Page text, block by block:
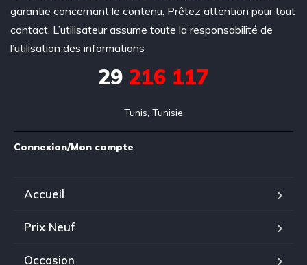
garantie concernant le contenu. Prêtez attention pour tout
contact. L’utilisateur assume toute la responsabilité de
l’utilisation des informations
29 216 117
Tunis, Tunisie
Connexion/Mon compte
Accueil
Prix Neuf
Occasion